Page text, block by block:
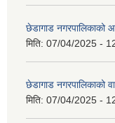
छेडागाड
मिति: 07/04/2025 -
छेडागाड नगरपालिकाको
मिति: 07/04/2025 -